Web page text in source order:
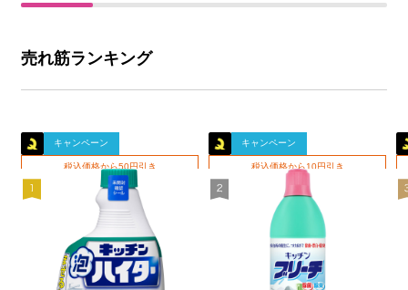
売れ筋ランキング
キャンペーン
税込価格から50円引き
キャンペーン
税込価格から10円引き